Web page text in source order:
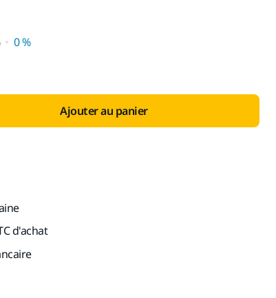
conseillé avec TVA 20
0 %
Ajouter au panier
d'achat